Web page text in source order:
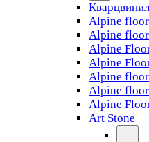
Кварцвинил
Alpine
Alpine floor
Alpine
Alpine
Alpine
Alpine
Alpine
Art Stone